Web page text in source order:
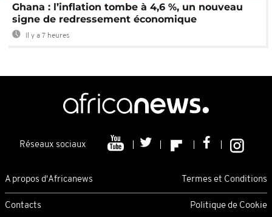
Ghana : l’inflation tombe à 4,6 %, un nouveau
signe de redressement économique
Il y a 7 heures
Réseaux sociaux
A propos d'Africanews Termes et Conditions
Contacts Politique de Cookie